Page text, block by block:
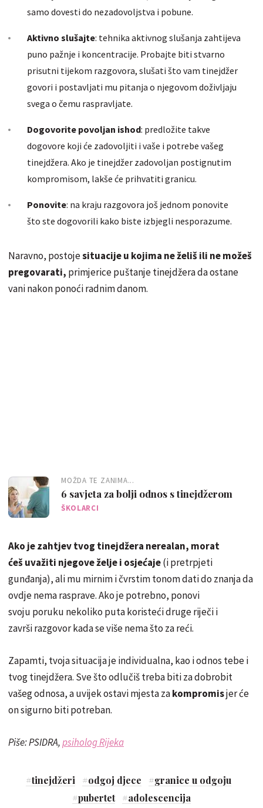
samo dovesti do nezadovoljstva i pobune.
Aktivno slušajte: tehnika aktivnog slušanja zahtijeva
puno pažnje i koncentracije. Probajte biti stvarno
prisutni tijekom razgovora, slušati što vam tinejdžer
govori i postavljati mu pitanja o njegovom doživljaju
svega o čemu raspravljate.
Dogovorite povoljan ishod: predložite takve
dogovore koji će zadovoljiti i vaše i potrebe vašeg
tinejdžera. Ako je tinejdžer zadovoljan postignutim
kompromisom, lakše će prihvatiti granicu.
Ponovite: na kraju razgovora još jednom ponovite
što ste dogovorili kako biste izbjegli nesporazume.
Naravno, postojesituacije u kojima ne želiš ili ne možeš
pregovarati, primjerice puštanje tinejdžera da ostane
vani nakon ponoći radnim danom.
MOŽDA TE ZANIMA...
6 savjeta za bolji odnos s tinejdžerom
ŠKOLARCI
Ako je zahtjev tvog tinejdžera nerealan, morat
ćeš uvažiti njegove želje i osjećaje(i pretrpjeti
gunđanja), ali mu mirnim i čvrstim tonom dati do znanja da
ovdje nema rasprave. Ako je potrebno, ponovi
svoju poruku nekoliko puta koristeći druge riječi i
završi razgovor kada se više nema što za reći.
Zapamti, tvoja situacija je individualna, kao i odnos tebe i
tvog tinejdžera. Sve što odlučiš treba biti za dobrobit
vašeg odnosa, a uvijek ostavi mjesta zakompromisjer će
on sigurno biti potreban.
Piše: PSIDRA,psiholog Rijeka
#tinejdžeri #odgoj djece #granice u odgoju
#pubertet #adolescencija